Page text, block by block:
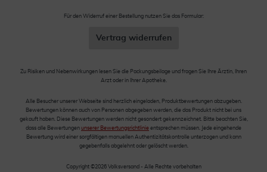
Für den Widerruf einer Bestellung nutzen Sie das Formular:
Vertrag widerrufen
Zu Risiken und Nebenwirkungen lesen Sie die Packungsbeilage und fragen Sie Ihre Ärztin, Ihren
Arzt oder in Ihrer Apotheke.
Alle Besucher unserer Webseite sind herzlich eingeladen, Produktbewertungen abzugeben.
Bewertungen können auch von Personen abgegeben werden, die das Produkt nicht bei uns
gekauft haben. Diese Bewertungen werden nicht gesondert gekennzeichnet. Bitte beachten Sie,
dass alle Bewertungen unserer Bewertungsrichtlinie entsprechen müssen. Jede eingehende
Bewertung wird einer sorgfältigen manuellen Authentizitätskontrolle unterzogen und kann
gegebenfalls abgelehnt oder gelöscht werden.
Copyright ©2026 Volksversand - Alle Rechte vorbehalten